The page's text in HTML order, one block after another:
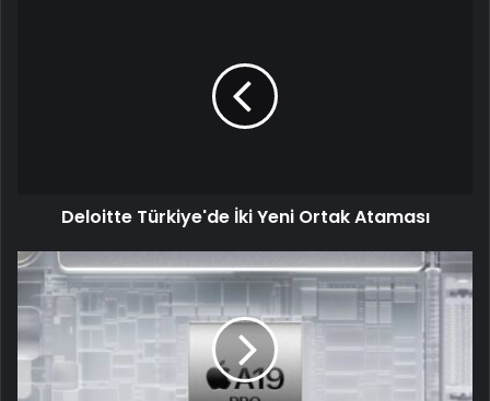
Deloitte Türkiye'de İki Yeni Ortak Ataması